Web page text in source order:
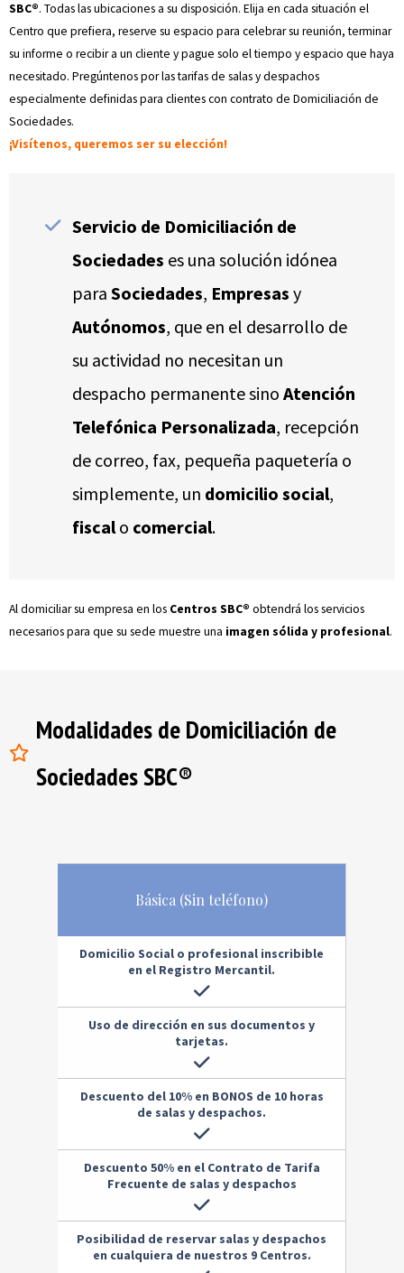
SBC®. Todas las ubicaciones a su disposición. Elija en cada situación el
Centro que prefiera, reserve su espacio para celebrar su reunión, terminar
su informe o recibir a un cliente y pague solo el tiempo y espacio que haya
necesitado. Pregúntenos por las tarifas de salas y despachos
especialmente definidas para clientes con contrato de Domiciliación de
Sociedades.
¡Visítenos, queremos ser su elección!
Servicio de Domiciliación de
Sociedades es una solución idónea
para Sociedades, Empresas y
Autónomos, que en el desarrollo de
su actividad no necesitan un
despacho permanente sino Atención
Telefónica Personalizada, recepción
de correo, fax, pequeña paquetería o
simplemente, un domicilio social,
fiscalo comercial.
Al domiciliar su empresa en los Centros SBC® obtendrá los servicios
necesarios para que su sede muestre una imagen sólida y profesional.
Modalidades de Domiciliación de
Sociedades SBC®
Básica (Sin teléfono)
Domicilio Social o profesional inscribible
en el Registro Mercantil.
Uso de dirección en sus documentos y
tarjetas.
Descuento del 10% en BONOS de 10 horas
de salas y despachos.
Descuento 50% en el Contrato de Tarifa
Frecuente de salas y despachos
Posibilidad de reservar salas y despachos
en cualquiera de nuestros 9 Centros.